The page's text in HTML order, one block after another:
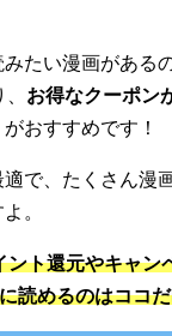
たい漫画がある
お得なクーポン
がおすすめです！
適で、たくさん漫
。
ント還元やキャン
読めるのはココ